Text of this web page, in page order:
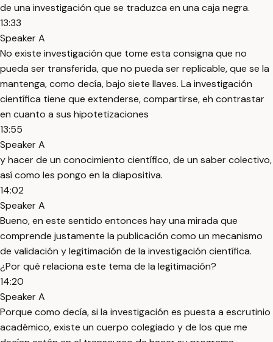
de una investigación que se traduzca en una caja negra.
13:33
Speaker A
No existe investigación que tome esta consigna que no
pueda ser transferida, que no pueda ser replicable, que se la
mantenga, como decía, bajo siete llaves. La investigación
científica tiene que extenderse, compartirse, eh contrastar
en cuanto a sus hipotetizaciones
13:55
Speaker A
y hacer de un conocimiento científico, de un saber colectivo,
así como les pongo en la diapositiva.
14:02
Speaker A
Bueno, en este sentido entonces hay una mirada que
comprende justamente la publicación como un mecanismo
de validación y legitimación de la investigación científica.
¿Por qué relaciona este tema de la legitimación?
14:20
Speaker A
Porque como decía, si la investigación es puesta a escrutinio
académico, existe un cuerpo colegiado y de los que me